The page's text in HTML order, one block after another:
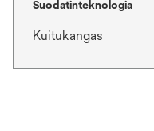
Suodatinteknologia
Kuitukangas